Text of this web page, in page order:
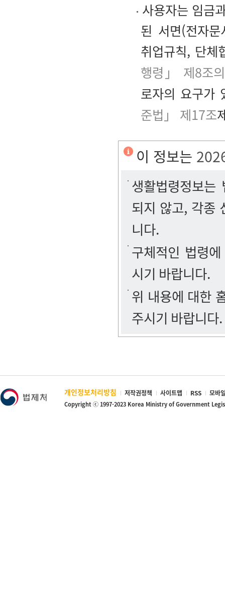
사용자는 임금
된 서면(전자
취업규칙, 단
행령」 제8조
로자의 요구가
준법」 제17조
이 정보는
생활법령정보
되지 않고, 각종
니다.
구체적인 법령
시기 바랍니다.
위 내용에 대한
주시기 바랍니다.
개인정보처리방침 저작권정책 사이트맵 RSS 모바
Copyright ⓒ 1997-2023 Korea Ministry of Government